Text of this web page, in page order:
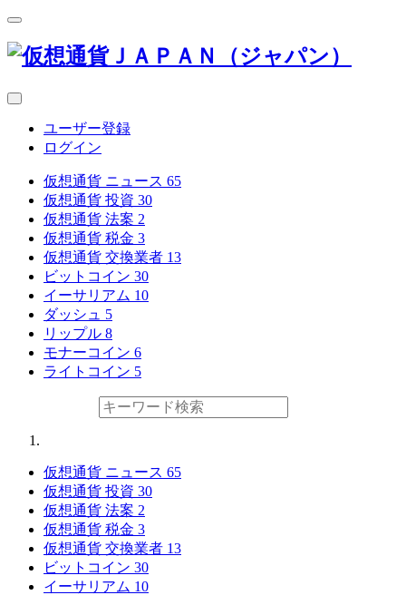
ユーザー登録
ログイン
仮想通貨 ニュース 65
仮想通貨 投資 30
仮想通貨 法案 2
仮想通貨 税金 3
仮想通貨 交換業者 13
ビットコイン 30
イーサリアム 10
ダッシュ 5
リップル 8
モナーコイン 6
ライトコイン 5
仮想通貨 ニュース 65
仮想通貨 投資 30
仮想通貨 法案 2
仮想通貨 税金 3
仮想通貨 交換業者 13
ビットコイン 30
イーサリアム 10